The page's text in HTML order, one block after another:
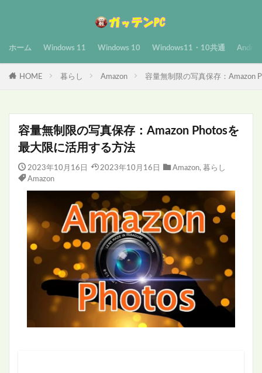
ホーム Windows 11 Windows 10 Windows11・10共通
HOME 暮らし Amazon 容量無制限の写真保存：Amazon
容量無制限の写真保存：Amazon Photosを
最大限に活用する方法
2023年10月16日 2023年10月16日 Amazon, 暮らし
Amazon